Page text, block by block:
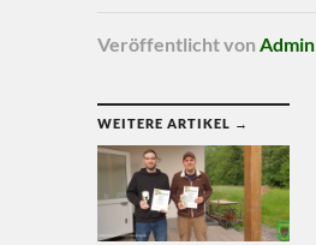
Veröffentlichtvon Admin
WEITERE ARTIKEL →